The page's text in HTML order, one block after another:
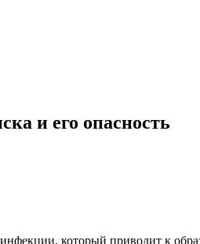
и его опасность
который приводит к